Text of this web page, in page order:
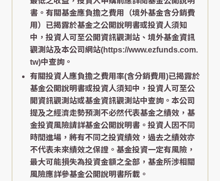
書。有關基金應負擔之費用（境外基金含分銷費
用）已揭露於基金之公開說明書或投資人須知
中，投資人可至公開資訊觀測站、境外基金資訊
觀測站及本公司網站(https://www.ezfunds.com.
tw)中查詢。
有關投資人應負擔之費用率(含分銷費用)已揭露於
基金公開說明書或投資人須知中，投資人可至公
開資訊觀測站或基金資訊觀測站中查詢。本公司
提及之經濟走勢預測不必然代表基金之績效，基
金投資風險請詳基金公開說明書。投資人因不同
時間進場，將有不同之投資績效，過去之績效亦
不代表未來績效之保證。基金投資一定有風險，
最大可能損失為投資金額之全部，基金所涉相關
風險應詳參基金公開說明書所載。